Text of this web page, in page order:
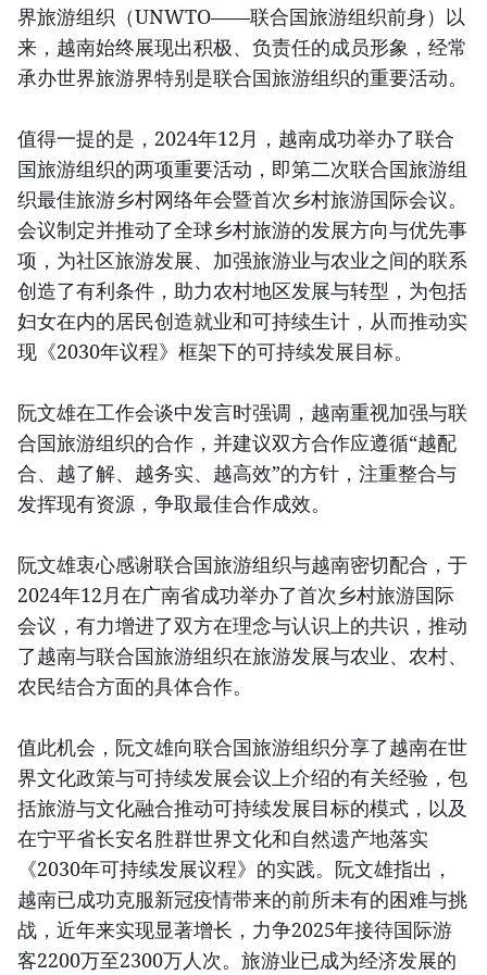
界旅游组织（UNWTO——联合国旅游组织前身）以
来，越南始终展现出积极、负责任的成员形象，经常
承办世界旅游界特别是联合国旅游组织的重要活动。
值得一提的是，2024年12月，越南成功举办了联合
国旅游组织的两项重要活动，即第二次联合国旅游组
织最佳旅游乡村网络年会暨首次乡村旅游国际会议。
会议制定并推动了全球乡村旅游的发展方向与优先事
项，为社区旅游发展、加强旅游业与农业之间的联系
创造了有利条件，助力农村地区发展与转型，为包括
妇女在内的居民创造就业和可持续生计，从而推动实
现《2030年议程》框架下的可持续发展目标。
阮文雄在工作会谈中发言时强调，越南重视加强与联
合国旅游组织的合作，并建议双方合作应遵循“越配
合、越了解、越务实、越高效”的方针，注重整合与
发挥现有资源，争取最佳合作成效。
阮文雄衷心感谢联合国旅游组织与越南密切配合，于
2024年12月在广南省成功举办了首次乡村旅游国际
会议，有力增进了双方在理念与认识上的共识，推动
了越南与联合国旅游组织在旅游发展与农业、农村、
农民结合方面的具体合作。
值此机会，阮文雄向联合国旅游组织分享了越南在世
界文化政策与可持续发展会议上介绍的有关经验，包
括旅游与文化融合推动可持续发展目标的模式，以及
在宁平省长安名胜群世界文化和自然遗产地落实
《2030年可持续发展议程》的实践。阮文雄指出，
越南已成功克服新冠疫情带来的前所未有的困难与挑
战，近年来实现显著增长，力争2025年接待国际游
客2200万至2300万人次。旅游业已成为经济发展的